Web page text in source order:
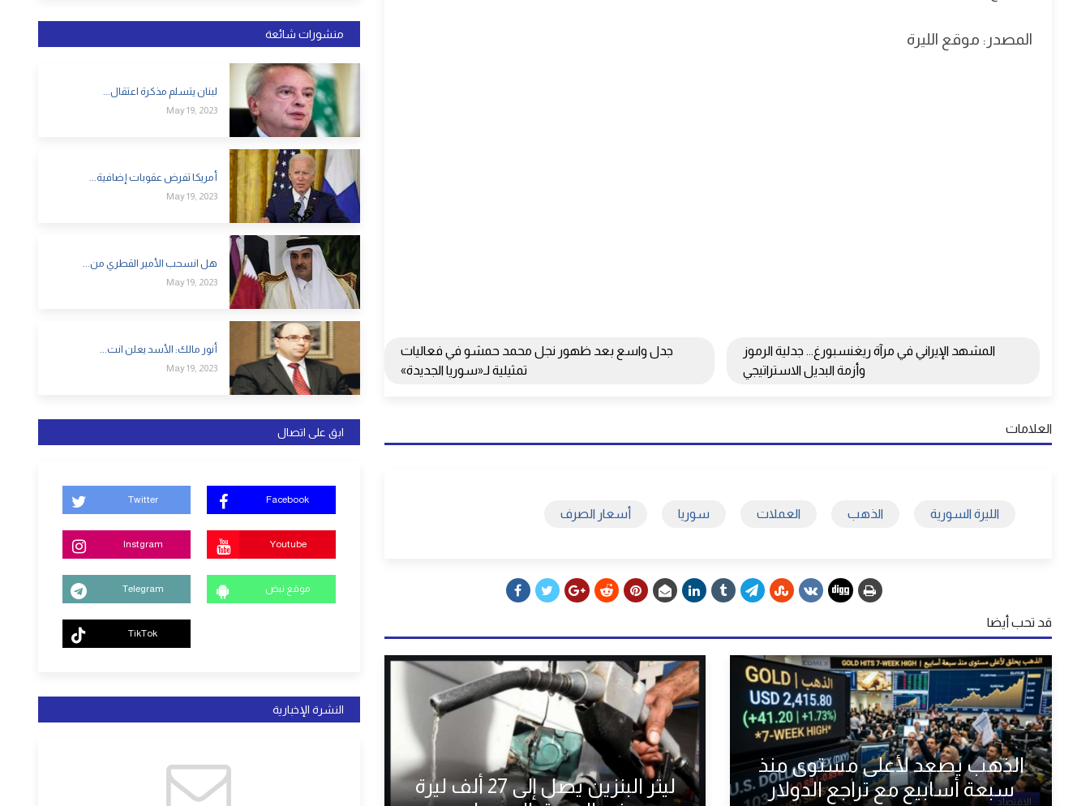
المصدر: موقع الليرة
المشهد الإيراني في مرآة ريغنسبورغ... جدلية الرموز
وأزمة البديل الاستراتيجي
جدل واسع بعد ظهور نجل محمد حمشو في فعاليات
تمثيلية لـ«سوريا الجديدة»
العلامات
الليرة السورية الذهب العملات سوريا أسعار الصرف
قد تحب أيضا
الاقتصاد
الذهب يصعد لأعلى مستوى منذ
سبعة أسابيع مع تراجع الدولار
ليتر البنزين يصل إلى 27 ألف ليرة
منشورات شائعة
لبنان يتسلم مذكرة اعتقال...
May 19, 2023
أمريكا تفرض عقوبات إضافية...
May 19, 2023
هل انسحب الأمير القطري من...
May 19, 2023
أنور مالك: الأسد يعلن انت...
May 19, 2023
ابق على اتصال
Twitter Facebook
Instgram Youtube
Telegram موقع نبض
TikTok
النشرة الإخبارية